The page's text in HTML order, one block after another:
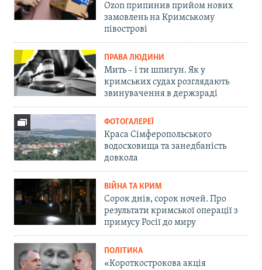
Ozon припинив прийом нових
замовлень на Кримському
півострові
ПРАВА ЛЮДИНИ
Мить – і ти шпигун. Як у
кримських судах розглядають
звинувачення в держзраді
ФОТОГАЛЕРЕЇ
Краса Сімферопольського
водосховища та занедбаність
довкола
ВІЙНА ТА КРИМ
Сорок днів, сорок ночей. Про
результати кримської операції з
примусу Росії до миру
ПОЛІТИКА
«Короткострокова акція